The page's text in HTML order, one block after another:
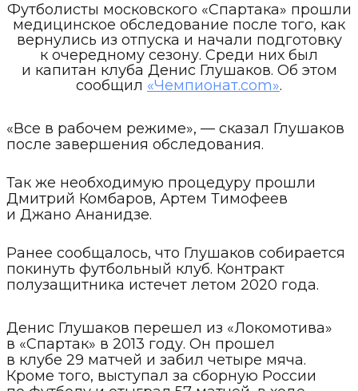
Футболисты московского «Спартака» прошли
медицинское обследование после того, как
вернулись из отпуска и начали подготовку
к очередному сезону. Среди них был
и капитан клуба Денис Глушаков. Об этом
сообщил «Чемпионат.com».
«Все в рабочем режиме», — сказал Глушаков
после завершения обследования.
Так же необходимую процедуру прошли
Дмитрий Комбаров, Артем Тимофеев
и Джано Ананидзе.
Ранее сообщалось, что Глушаков собирается
покинуть футбольный клуб. Контракт
полузащитника истечет летом 2020 года.
Денис Глушаков перешел из «Локомотива»
в «Спартак» в 2013 году. Он прошел
в клубе 29 матчей и забил четыре мяча.
Кроме того, выступал за сборную России